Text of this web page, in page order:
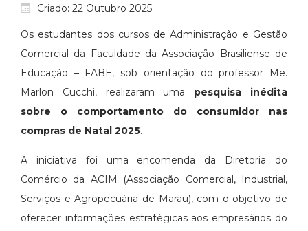
Criado: 22 Outubro 2025
Os estudantes dos cursos de Administração e Gestão
Comercial da Faculdade da Associação Brasiliense de
Educação – FABE, sob orientação do professor Me.
Marlon Cucchi, realizaram uma pesquisa inédita
sobre o comportamento do consumidor nas
compras de Natal 2025.
A iniciativa foi uma encomenda da Diretoria do
Comércio da ACIM (Associação Comercial, Industrial,
Serviços e Agropecuária de Marau), com o objetivo de
oferecer informações estratégicas aos empresários do